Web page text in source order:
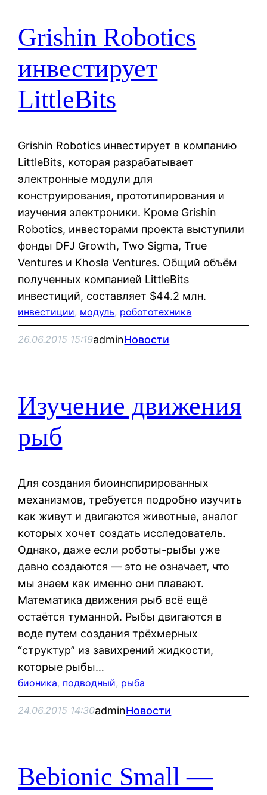
Grishin Robotics
инвестирует
LittleBits
Grishin Robotics инвестирует в компанию
LittleBits, которая разрабатывает
электронные модули для
конструирования, прототипирования и
изучения электроники. Кроме Grishin
Robotics, инвесторами проекта выступили
фонды DFJ Growth, Two Sigma, True
Ventures и Khosla Ventures. Общий объём
полученных компанией LittleBits
инвестиций, составляет $44.2 млн.
инвестиции, модуль, робототехника
26.06.2015 15:19adminНовости
Изучение движения
рыб
Для создания биоинспирированных
механизмов, требуется подробно изучить
как живут и двигаются животные, аналог
которых хочет создать исследователь.
Однако, даже если роботы-рыбы уже
давно создаются — это не означает, что
мы знаем как именно они плавают.
Математика движения рыб всё ещё
остаётся туманной. Рыбы двигаются в
воде путем создания трёхмерных
“структур” из завихрений жидкости,
которые рыбы…
бионика, подводный, рыба
24.06.2015 14:30adminНовости
Bebionic Small —